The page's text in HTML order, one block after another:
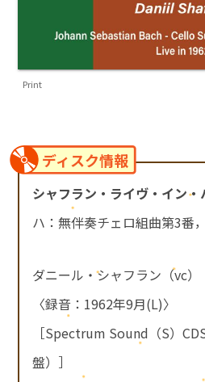
Print
ディスク情報
シャフラン・ライヴ・イン
ハ：無伴奏チェロ組曲第3番
ダニール・シャフラン（vc）
〈録音：1962年9月(L)〉
［Spectrum Sound（S）
盤）］